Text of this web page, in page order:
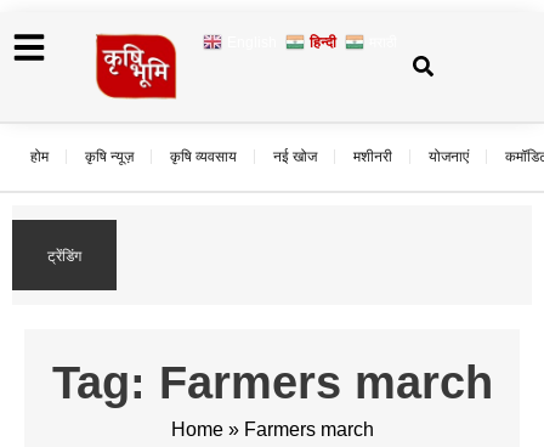
हिन्दी
होम कृषि न्यूज़ कृषि व्यवसाय नई खोज मशीनरी योजनाएं
ट्रेंडिंग
Tag: Farmers march
Home» Farmers march